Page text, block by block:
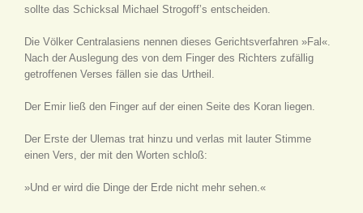
sollte das Schicksal Michael Strogoff’s entscheiden.
Die Völker Centralasiens nennen dieses Gerichtsverfahren »Fal«.
Nach der Auslegung des von dem Finger des Richters zufällig
getroffenen Verses fällen sie das Urtheil.
Der Emir ließ den Finger auf der einen Seite des Koran liegen.
Der Erste der Ulemas trat hinzu und verlas mit lauter Stimme
einen Vers, der mit den Worten schloß:
»Und er wird die Dinge der Erde nicht mehr sehen.«